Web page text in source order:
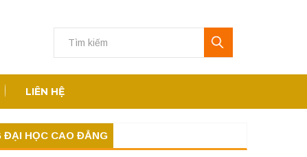
LIÊN HỆ
ĐẠI HỌC CAO ĐẲNG